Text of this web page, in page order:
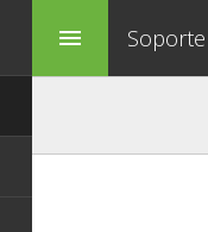
menu